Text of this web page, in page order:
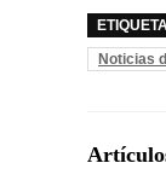
Noticias